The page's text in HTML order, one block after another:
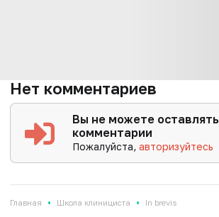
Нет комментариев
Вы не можете оставлять
комментарии
Пожалуйста,авторизуйтесь
Главная • Школа клинициста • In brevis